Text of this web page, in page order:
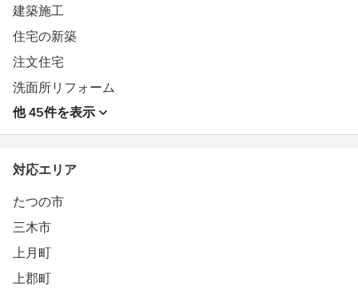
税込￥36,700,000‐
●詳しくは、ウェブサイトからご確認ください。
現場案内も随時行っています。
他イベントを多数行っています。
い。
ホームページ： https://kk-nakatsuka.com/
・規格住宅・注文住宅・リノベーション・リフォーム・店
建築施工
住宅の新築
注文住宅
洗面所リフォーム
他 45件を表示
対応エリア
たつの市
三木市
上月町
上郡町